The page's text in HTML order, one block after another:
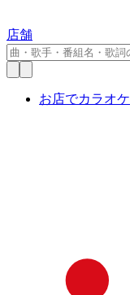
店舗
お店でカラオケ